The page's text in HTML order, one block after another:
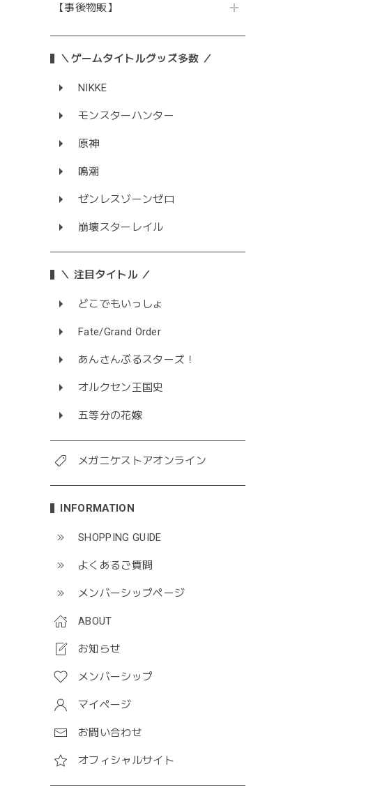
【事後物販】
＼ゲームタイトルグッズ多数 ／
NIKKE
モンスターハンター
原神
鳴潮
ゼンレスゾーンゼロ
崩壊スターレイル
＼ 注目タイトル ／
どこでもいっしょ
Fate/Grand Order
あんさんぶるスターズ！
オルクセン王国史
五等分の花嫁
メガニケストアオンライン
INFORMATION
SHOPPING GUIDE
よくあるご質問
メンバーシップページ
ABOUT
お知らせ
メンバーシップ
マイページ
お問い合わせ
オフィシャルサイト